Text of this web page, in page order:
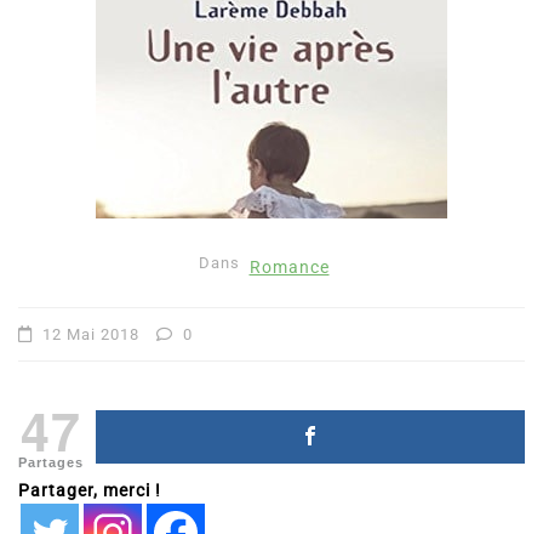
Dans Romance
12 Mai 2018 0
47
Partages
Partager, merci !